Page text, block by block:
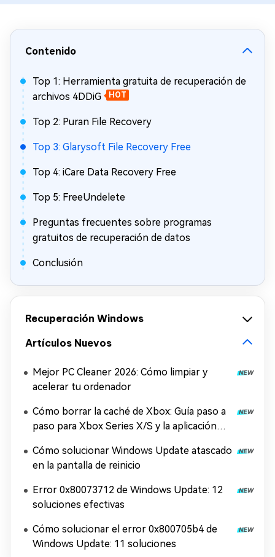
Contenido
Top 1: Herramienta gratuita de recuperación de
archivos 4DDiG
HOT
Top 2: Puran File Recovery
Top 3: Glarysoft File Recovery Free
Top 4: iCare Data Recovery Free
Top 5: FreeUndelete
Preguntas frecuentes sobre programas
gratuitos de recuperación de datos
Conclusión
Recuperación Windows
Artículos Nuevos
Mejor PC Cleaner 2026: Cómo limpiar y
acelerar tu ordenador
Cómo borrar la caché de Xbox: Guía paso a
paso para Xbox Series X/S y la aplicación
Cómo solucionar Windows Update atascado
en la pantalla de reinicio
Error 0x80073712 de Windows Update: 12
soluciones efectivas
Cómo solucionar el error 0x800705b4 de
Windows Update: 11 soluciones